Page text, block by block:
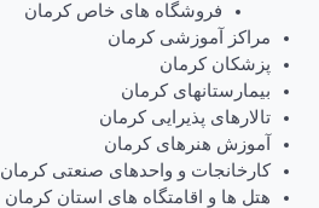
فروشگاه های خاص کرمان
مراکز آموزشی کرمان
پزشکان کرمان
بیمارستانهای کرمان
تالارهای پذیرایی کرمان
آموزش هنرهای کرمان
کارخانجات و واحدهای صنعتی کرمان
هتل ها و اقامتگاه های استان کرمان